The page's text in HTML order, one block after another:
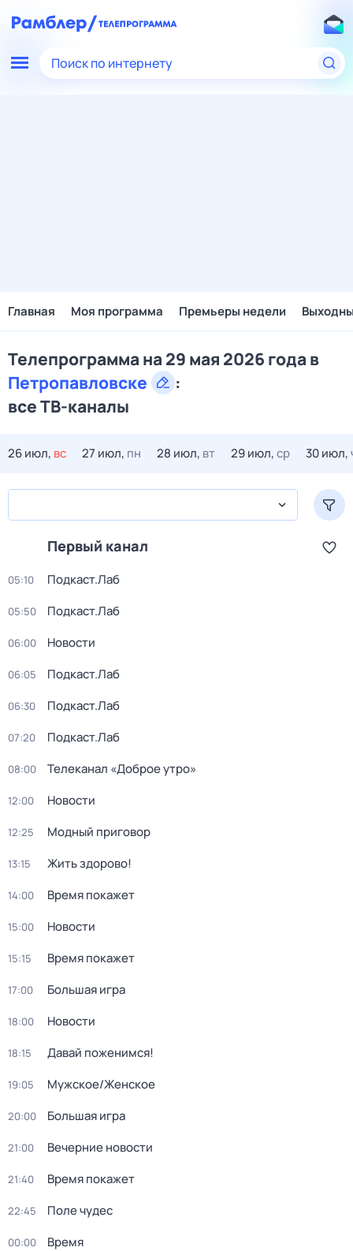
Поиск по интернету
Главная Моя программа Премьеры недели
Телепрограмма на 29 мая 2026 года в
Петропавловске
:
все ТВ-каналы
26 июл, вс 27 июл, пн 28 июл, вт 29 июл,ср 30 июл,
Первый канал
05:10 Подкаст.Лаб
05:50 Подкаст.Лаб
06:00 Новости
06:05 Подкаст.Лаб
06:30 Подкаст.Лаб
07:20 Подкаст.Лаб
08:00 Телеканал «Доброе утро»
12:00 Новости
12:25 Модный приговор
13:15 Жить здорово!
14:00 Время покажет
15:00 Новости
15:15 Время покажет
17:00 Большая игра
18:00 Новости
18:15 Давай поженимся!
19:05 Мужское/Женское
20:00 Большая игра
21:00 Вечерние новости
21:40 Время покажет
22:45 Поле чудес
00:00 Время